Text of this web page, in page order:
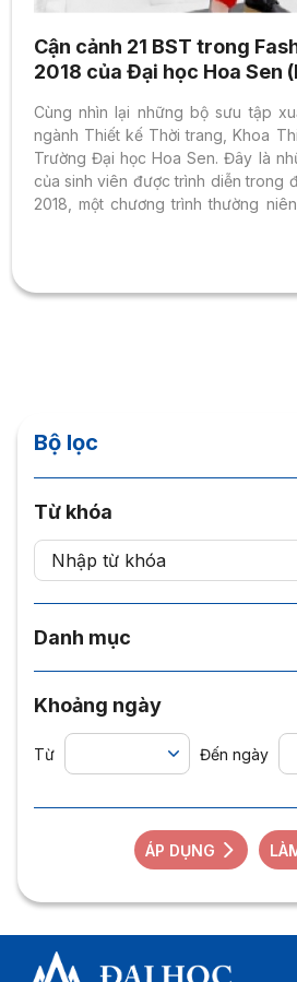
Cận cảnh 21 BST trong
2018 của Đại học Hoa Sen
Cùng nhìn lại những bộ sưu tập
ngành Thiết kế Thời trang, Khoa
Trường Đại học Hoa Sen. Đây là
của sinh viên được trình diễn trong
2018, một chương trình thường
nhóm ngành Thiết kế và Quản
thông. (Click vào hình để xem rõ
>> Fashion Creation 2018: Đêm
Bộ lọc
Từ khóa
Danh mục
Khoảng ngày
Từ Đến ngày
ÁP DỤNG